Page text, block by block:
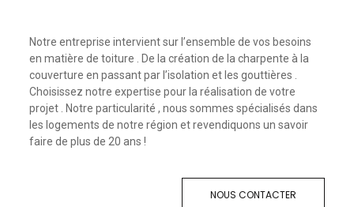
Notre entreprise intervient sur l’ensemble de vos besoins
en matière de toiture . De la création de la charpente à la
couverture en passant par l’isolation et les gouttières .
Choisissez notre expertise pour la réalisation de votre
projet . Notre particularité , nous sommes spécialisés dans
les logements de notre région et revendiquons un savoir
faire de plus de 20 ans !
NOUS CONTACTER